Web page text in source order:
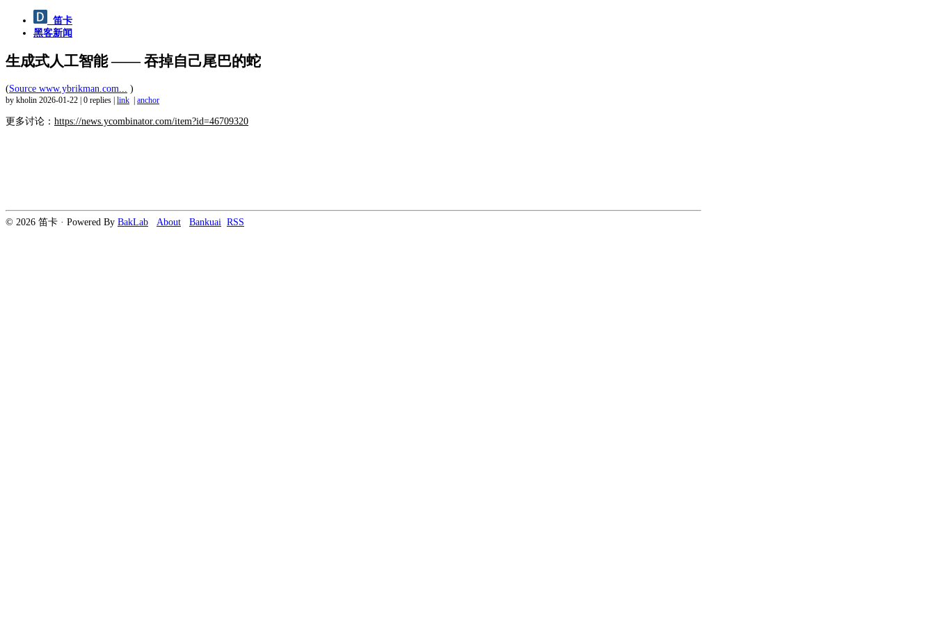
笛卡
黑客新闻
生成式人工智能 —— 吞掉自己尾巴的蛇
(Source www.ybrikman.com... )
by kholin 2026-01-22 0 replies link anchor
更多讨论： https://news.ycombinator.com/item?id=46709320
© 2026 笛卡 · Powered By BakLab About Bankuai RSS